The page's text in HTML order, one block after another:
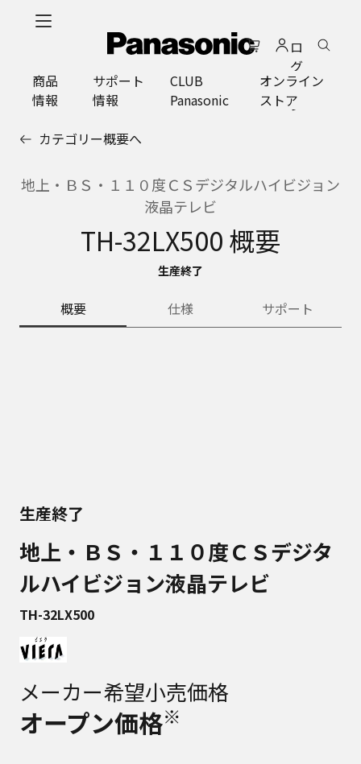
ロ
グ
イ
ン
商品
情報
サポート
情報
CLUB
Panasonic
オンライン
ストア
カテゴリー概要へ
地上・ＢＳ・１１０度ＣＳデジタルハイビジョン
液晶テレビ
TH-32LX500 概要
生産終了
概要 仕様 サポート
生産終了
地上・ＢＳ・１１０度ＣＳデジタ
ルハイビジョン液晶テレビ
TH-32LX500
メーカー希望小売価格
オープン価格※